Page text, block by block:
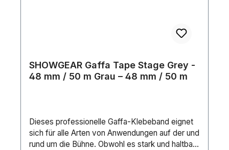
SHOWGEAR Gaffa Tape Stage Grey -
48 mm / 50 m Grau – 48 mm / 50 m
Dieses professionelle Gaffa-Klebeband eignet
sich für alle Arten von Anwendungen auf der und
rund um die Bühne. Obwohl es stark und haltbar